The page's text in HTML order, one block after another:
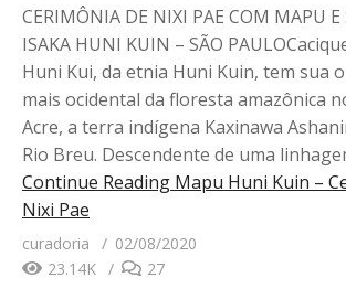
CERIMÔNIA DE NIXI PAE COM MAPU E
ISAKA HUNI KUIN – SÃO
Huni Kui, da etnia Huni Kuin, tem sua
mais ocidental da floresta amazônica
Acre, a terra indígena Kaxinawa
Rio Breu. Descendente de uma
Continue Reading Mapu Huni Kuin –
Nixi Pae
curadoria
02/08/2020
23.14K
27